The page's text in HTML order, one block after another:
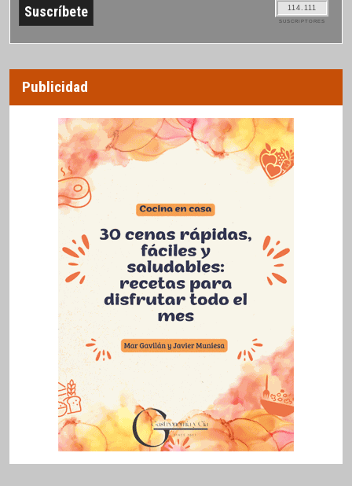
114.111
SUSCRIPTORES
Publicidad